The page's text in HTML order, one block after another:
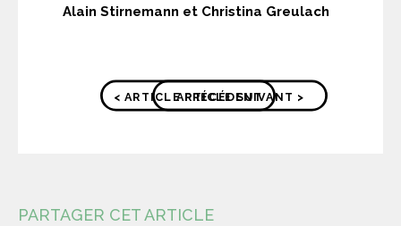
Alain Stirnemann et Christina Greulach
< ARTICLE PRÉCÉDENT
ARTICLE SUIVANT >
PARTAGER CET ARTICLE